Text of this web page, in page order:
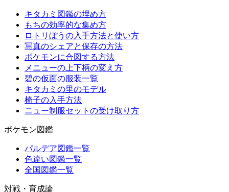
キタカミ図鑑の埋め方
もちの効率的な集め方
ロトリぼうの入手方法と使い方
写真のシェアと保存の方法
ポケモンに合図する方法
メニューの上下柄の変え方
碧の仮面の服装一覧
キタカミの里のモデル
椅子の入手方法
ニュー制服セットの受け取り方
ポケモン図鑑
パルデア図鑑一覧
色違い図鑑一覧
全国図鑑一覧
対戦・育成論